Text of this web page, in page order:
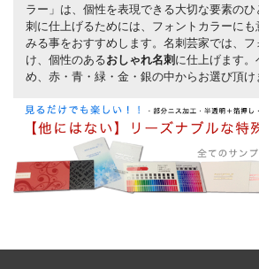
ラー」は、個性を表現できる大切な要素の
刺に仕上げるためには、フォントカラーに
みる事をおすすめします。名刺芸家では、
け、個性のあるおしゃれ名刺 に仕上げます。
め、赤・青・緑・金・銀の中からお選び頂け